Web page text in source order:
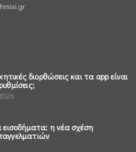
διορθώσεις και τα app είναι
εισοδήματα: η νέα σχέση